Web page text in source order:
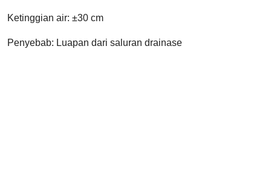
Ketinggian air: ±30 cm
Penyebab: Luapan dari saluran drainase